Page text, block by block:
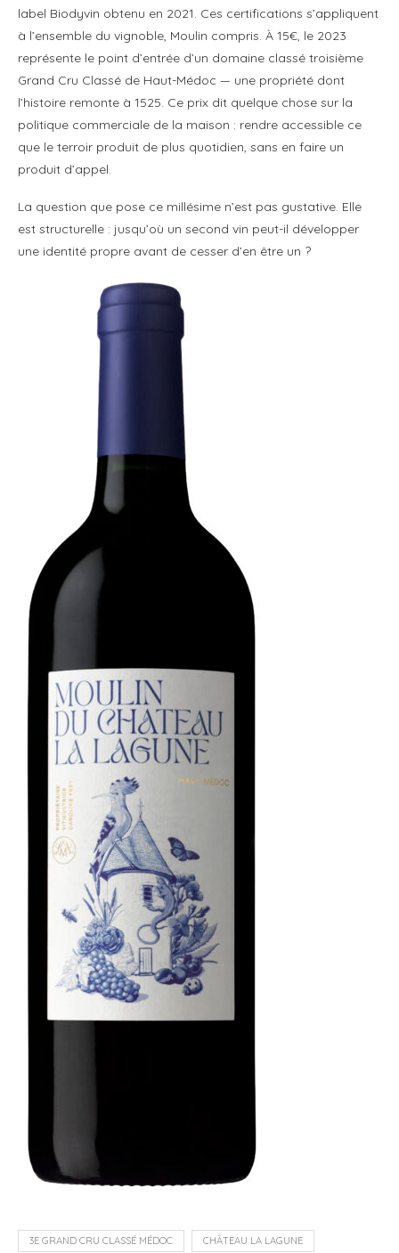
label Biodyvin obtenu en 2021. Ces certifications s’appliquent
à l’ensemble du vignoble, Moulin compris. À 15€, le 2023
représente le point d’entrée d’un domaine classé troisième
Grand Cru Classé de Haut-Médoc — une propriété dont
l’histoire remonte à 1525. Ce prix dit quelque chose sur la
politique commerciale de la maison : rendre accessible ce
que le terroir produit de plus quotidien, sans en faire un
produit d’appel.
La question que pose ce millésime n’est pas gustative. Elle
est structurelle : jusqu’où un second vin peut-il développer
une identité propre avant de cesser d’en être un ?
3E GRAND CRU CLASSÉ MÉDOC CHÂTEAU LA LAGUNE